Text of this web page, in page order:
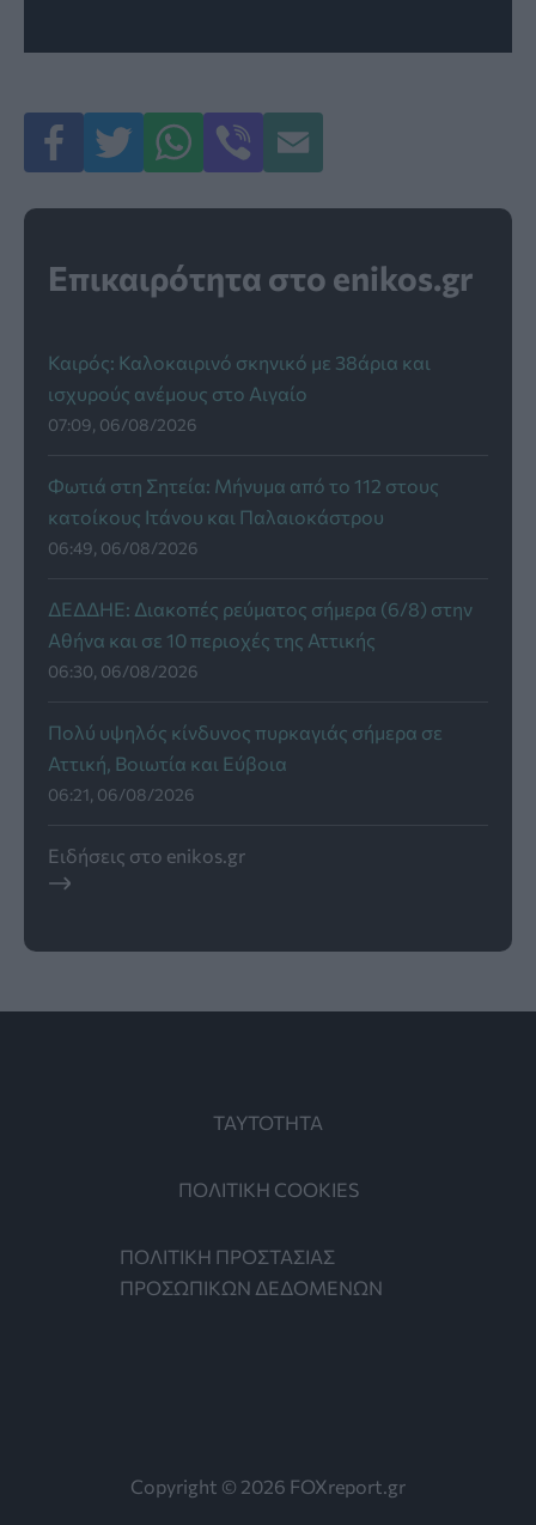
Επικαιρότητα στο enikos.gr
Καιρός: Καλοκαιρινό σκηνικό με 38άρια και
ισχυρούς ανέμους στο Αιγαίο
07:09, 06/08/2026
Φωτιά στη Σητεία: Μήνυμα από το 112 στους
κατοίκους Ιτάνου και Παλαιοκάστρου
06:49, 06/08/2026
ΔΕΔΔΗΕ: Διακοπές ρεύματος σήμερα (6/8) στην
Αθήνα και σε 10 περιοχές της Αττικής
06:30, 06/08/2026
Πολύ υψηλός κίνδυνος πυρκαγιάς σήμερα σε
Αττική, Βοιωτία και Εύβοια
06:21, 06/08/2026
Ειδήσεις στο enikos.gr
ΤΑΥΤΟΤΗΤΑ
ΠΟΛΙΤΙΚΗ COOKIES
ΠΟΛΙΤΙΚΗ ΠΡΟΣΤΑΣΙΑΣ
ΠΡΟΣΩΠΙΚΩΝ ΔΕΔΟΜΕΝΩΝ
Copyright © 2026 FOXreport.gr